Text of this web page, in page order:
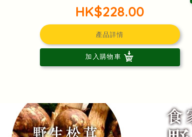
HK$228.00
產品詳情
加入購物車